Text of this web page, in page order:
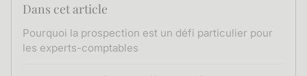
Dans cet article
Pourquoi la prospection est un défi particulier pour
les experts-comptables